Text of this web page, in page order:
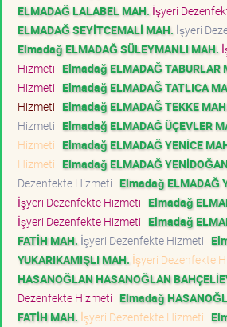
ELMADAĞ LALABEL MAH. İşyeri
ELMADAĞ SEYİTCEMALİ MAH. İşyeri
Elmadağ ELMADAĞ SÜLEYMANLI MAH.
Hizmeti Elmadağ ELMADAĞ TABURLAR
Hizmeti Elmadağ ELMADAĞ TATLICA
Hizmeti Elmadağ ELMADAĞ TEKKE
Hizmeti Elmadağ ELMADAĞ ÜÇEVLER
Hizmeti Elmadağ ELMADAĞ YENİCE
Hizmeti Elmadağ ELMADAĞ
Dezenfekte Hizmeti Elmadağ ELMADAĞ
İşyeri Dezenfekte Hizmeti Elmadağ
İşyeri Dezenfekte Hizmeti Elmadağ
FATİH MAH. İşyeri Dezenfekte Hizmeti
YUKARIKAMIŞLI MAH. İşyeri Dezenfekte
HASANOĞLAN HASANOĞLAN
Dezenfekte Hizmeti Elmadağ
FATİH MAH. İşyeri Dezenfekte Hizmeti